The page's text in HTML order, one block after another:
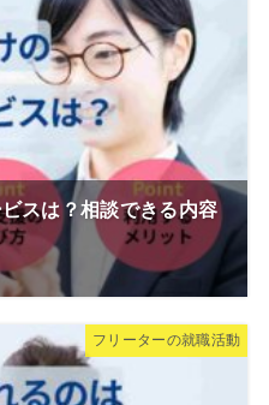
スは？相談できる内容
フリーターの就職活動